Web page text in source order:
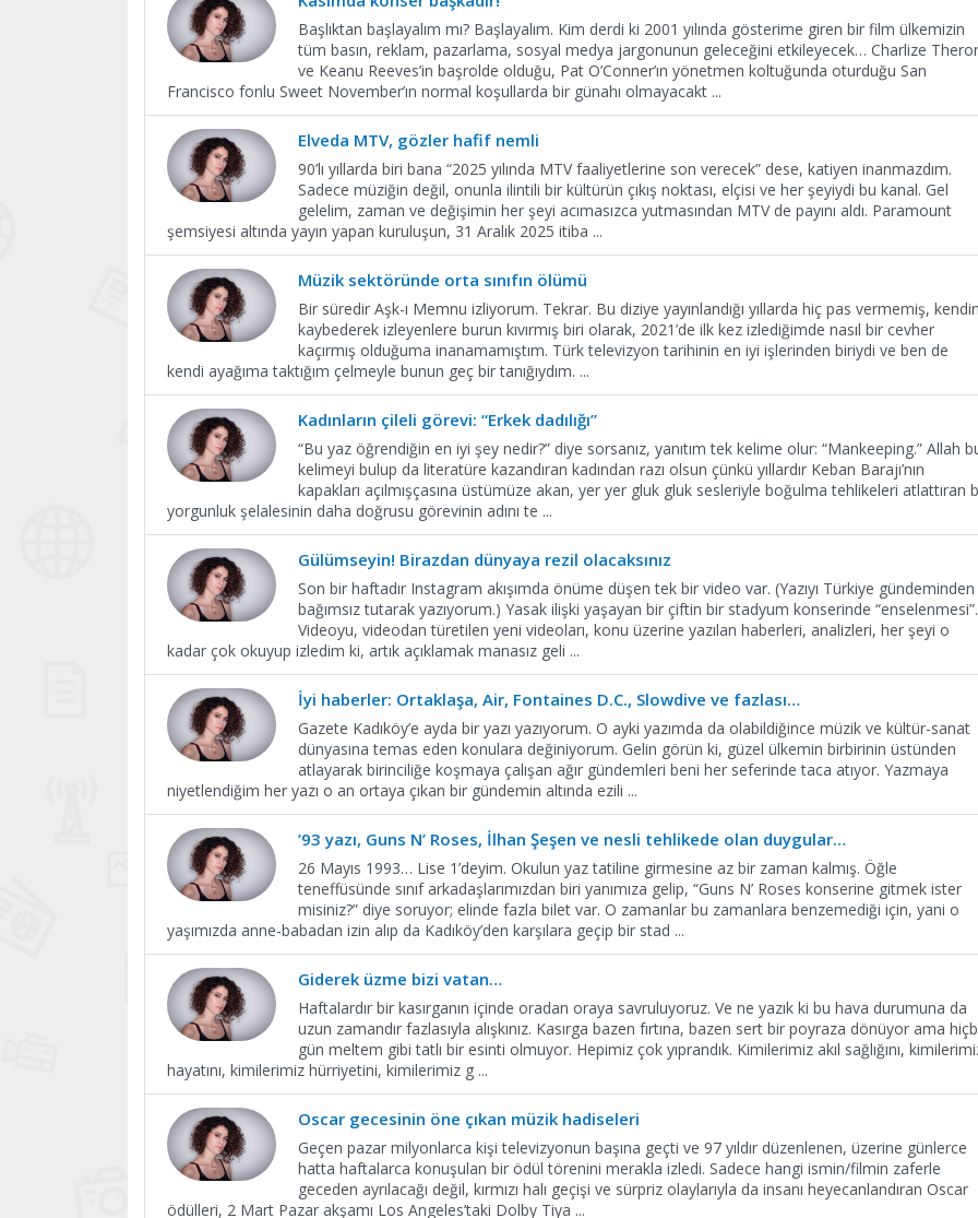
Başlıktan başlayalım mı? Başlayalım. Kim derdi ki 2001 yılında gösterime giren bir film ülkemizin
tüm basın, reklam, pazarlama, sosyal medya jargonunun geleceğini etkileyecek… Charlize
ve Keanu Reeves’in başrolde olduğu, Pat O’Conner’ın yönetmen koltuğunda oturduğu San
Francisco fonlu Sweet November’ın normal koşullarda bir günahı olmayacakt ...
Elveda MTV, gözler hafif nemli
90’lı yıllarda biri bana “2025 yılında MTV faaliyetlerine son verecek” dese, katiyen inanmazdım.
Sadece müziğin değil, onunla ilintili bir kültürün çıkış noktası, elçisi ve her şeyiydi bu kanal. Gel
gelelim, zaman ve değişimin her şeyi acımasızca yutmasından MTV de payını aldı. Paramount
şemsiyesi altında yayın yapan kuruluşun, 31 Aralık 2025 itiba ...
Müzik sektöründe orta sınıfın ölümü
Bir süredir Aşk-ı Memnu izliyorum. Tekrar. Bu diziye yayınlandığı yıllarda hiç pas vermemiş,
kaybederek izleyenlere burun kıvırmış biri olarak, 2021’de ilk kez izlediğimde nasıl bir cevher
kaçırmış olduğuma inanamamıştım. Türk televizyon tarihinin en iyi işlerinden biriydi ve ben de
kendi ayağıma taktığım çelmeyle bunun geç bir tanığıydım. ...
Kadınların çileli görevi: “Erkek dadılığı”
“Bu yaz öğrendiğin en iyi şey nedir?” diye sorsanız, yanıtım tek kelime olur: “Mankeeping.” Allah
kelimeyi bulup da literatüre kazandıran kadından razı olsun çünkü yıllardır Keban Barajı’nın
kapakları açılmışçasına üstümüze akan, yer yer gluk gluk sesleriyle boğulma tehlikeleri atlattıran
yorgunluk şelalesinin daha doğrusu görevinin adını te ...
Gülümseyin! Birazdan dünyaya rezil olacaksınız
Son bir haftadır Instagram akışımda önüme düşen tek bir video var. (Yazıyı Türkiye gündeminden
bağımsız tutarak yazıyorum.) Yasak ilişki yaşayan bir çiftin bir stadyum konserinde “enselenmesi”.
Videoyu, videodan türetilen yeni videoları, konu üzerine yazılan haberleri, analizleri, her şeyi o
kadar çok okuyup izledim ki, artık açıklamak manasız geli ...
İyi haberler: Ortaklaşa, Air, Fontaines D.C., Slowdive ve fazlası…
Gazete Kadıköy’e ayda bir yazı yazıyorum. O ayki yazımda da olabildiğince müzik ve kültür-sanat
dünyasına temas eden konulara değiniyorum. Gelin görün ki, güzel ülkemin birbirinin üstünden
atlayarak birinciliğe koşmaya çalışan ağır gündemleri beni her seferinde taca atıyor. Yazmaya
niyetlendiğim her yazı o an ortaya çıkan bir gündemin altında ezili ...
’93 yazı, Guns N’ Roses, İlhan Şeşen ve nesli tehlikede olan duygular…
26 Mayıs 1993… Lise 1’deyim. Okulun yaz tatiline girmesine az bir zaman kalmış. Öğle
teneffüsünde sınıf arkadaşlarımızdan biri yanımıza gelip, “Guns N’ Roses konserine gitmek ister
misiniz?” diye soruyor; elinde fazla bilet var. O zamanlar bu zamanlara benzemediği için, yani o
yaşımızda anne-babadan izin alıp da Kadıköy’den karşılara geçip bir stad ...
Giderek üzme bizi vatan…
Haftalardır bir kasırganın içinde oradan oraya savruluyoruz. Ve ne yazık ki bu hava durumuna da
uzun zamandır fazlasıyla alışkınız. Kasırga bazen fırtına, bazen sert bir poyraza dönüyor ama
gün meltem gibi tatlı bir esinti olmuyor. Hepimiz çok yıprandık. Kimilerimiz akıl sağlığını,
hayatını, kimilerimiz hürriyetini, kimilerimiz g ...
Oscar gecesinin öne çıkan müzik hadiseleri
Geçen pazar milyonlarca kişi televizyonun başına geçti ve 97 yıldır düzenlenen, üzerine günlerce
hatta haftalarca konuşulan bir ödül törenini merakla izledi. Sadece hangi ismin/filmin zaferle
geceden ayrılacağı değil, kırmızı halı geçişi ve sürpriz olaylarıyla da insanı heyecanlandıran Oscar
ödülleri, 2 Mart Pazar akşamı Los Angeles’taki Dolby Tiya ...